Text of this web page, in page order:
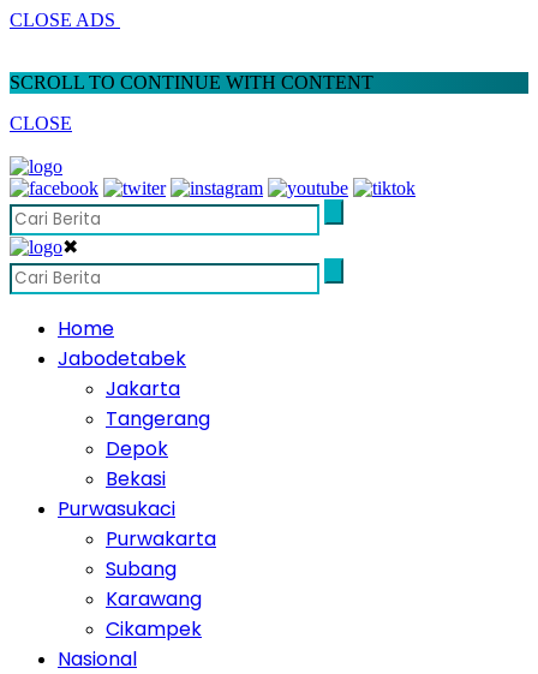
CLOSE ADS
SCROLL TO CONTINUE WITH CONTENT
CLOSE
✖
Home
Jabodetabek
Jakarta
Tangerang
Depok
Bekasi
Purwasukaci
Purwakarta
Subang
Karawang
Cikampek
Nasional